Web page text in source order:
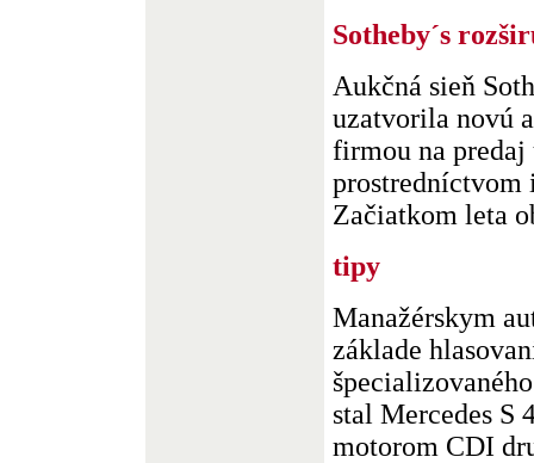
Sotheby´s
Aukčná sieň
uzatvorila novú
firmou na
prostredníctvom
Začiatkom leta
tipy
Manažérskym
základe
stal Mercedes S
motorom CDI